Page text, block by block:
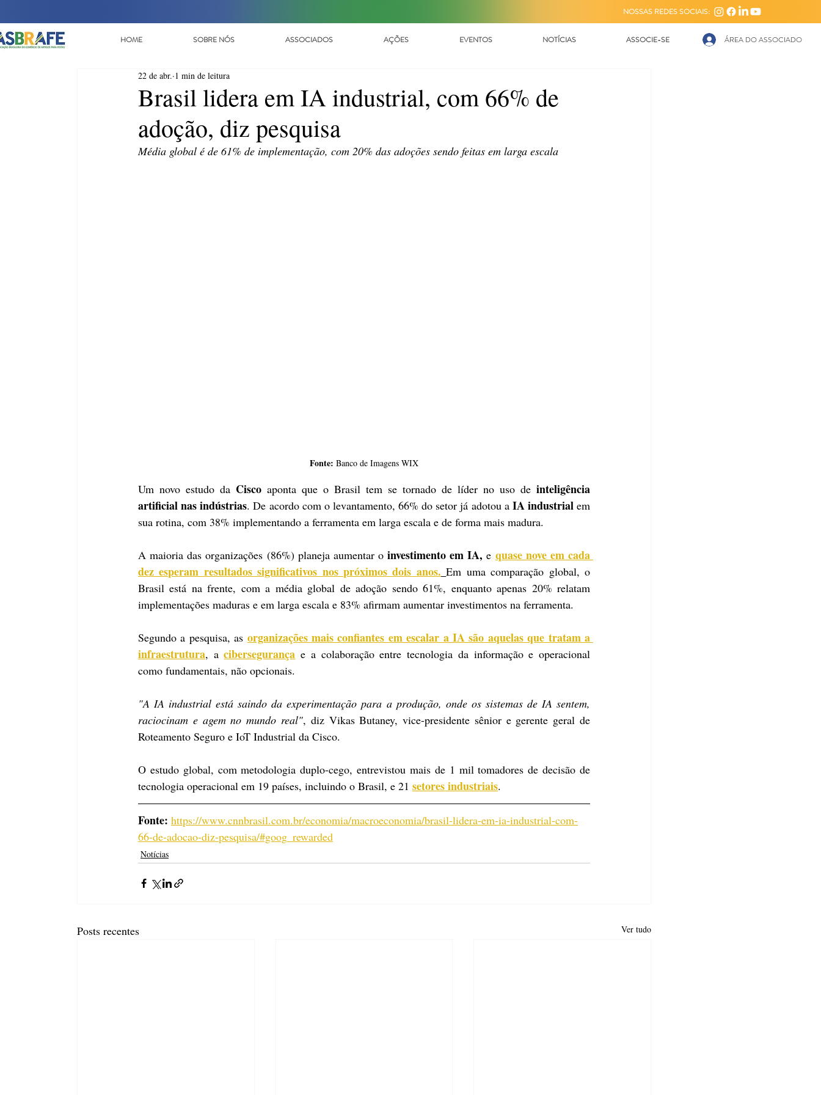
NOSSAS REDES SOCIAIS:
HOME SOBRE NÓS ASSOCIADOS AÇÕES EVENTOS NOTÍCIAS ASSOCIE-SE ÁREA DO ASSOCIADO
Brasil lidera em IA industrial, com 66% de
adoção, diz pesquisa
22 de abr. 1 min de leitura
Média global é de 61% de implementação, com 20% das adoções sendo feitas em larga escala
Fonte: Banco de Imagens WIX
Um novo estudo da Cisco aponta que o Brasil tem se tornado de líder no uso de inteligência
artificial nas indústrias. De acordo com o levantamento, 66% do setor já adotou a IA industrial em
sua rotina, com 38% implementando a ferramenta em larga escala e de forma mais madura.
A maioria das organizações (86%) planeja aumentar o investimento em IA, e quase nove em cada
dez esperam resultados significativos nos próximos dois anos. Em uma comparação global, o
Brasil está na frente, com a média global de adoção sendo 61%, enquanto apenas 20% relatam
implementações maduras e em larga escala e 83% afirmam aumentar investimentos na ferramenta.
Segundo a pesquisa, as organizações mais confiantes em escalar a IA são aquelas que tratam a
infraestrutura, a cibersegurança e a colaboração entre tecnologia da informação e operacional
como fundamentais, não opcionais.
"A IA industrial está saindo da experimentação para a produção, onde os sistemas de IA sentem,
raciocinam e agem no mundo real", diz Vikas Butaney, vice-presidente sênior e gerente geral de
Roteamento Seguro e IoT Industrial da Cisco.
O estudo global, com metodologia duplo-cego, entrevistou mais de 1 mil tomadores de decisão de
tecnologia operacional em 19 países, incluindo o Brasil, e 21 setores industriais.
Fonte: https://www.cnnbrasil.com.br/economia/macroeconomia/brasil-lidera-em-ia-industrial-com-
66-de-adocao-diz-pesquisa/#goog_rewarded
Notícias
Posts recentes Ver tudo